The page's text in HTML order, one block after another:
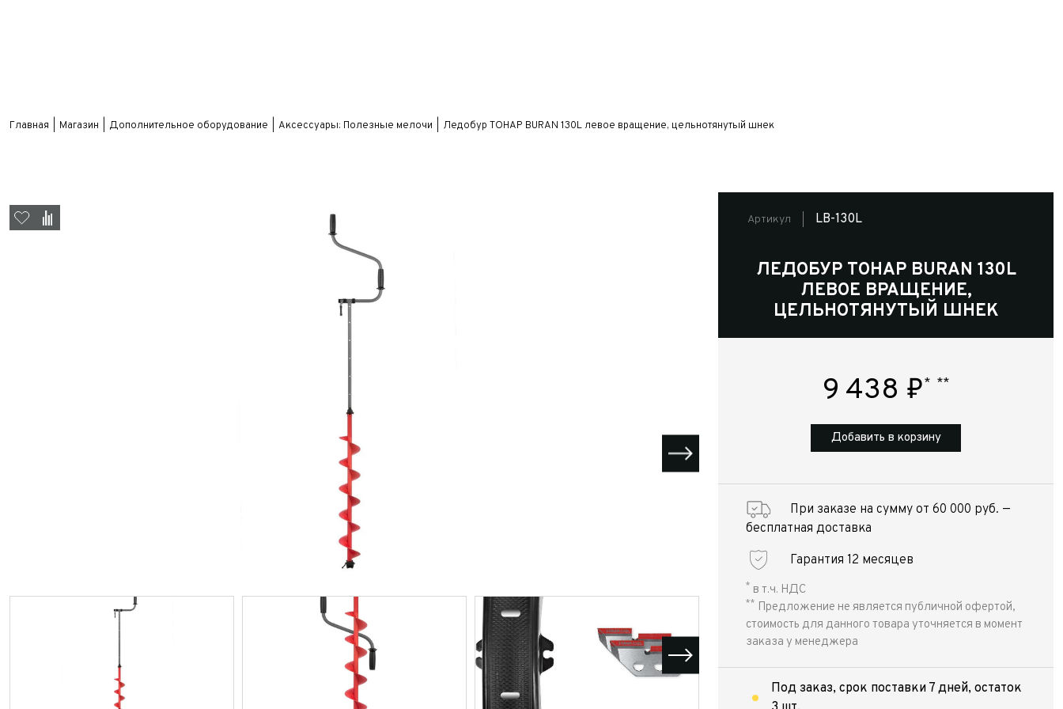
Главная Магазин Дополнительное оборудование Аксессуары: Полезные мелочи Ледобур ТОНАР BURAN 130L левое вращение, цельнотянутый шнек
Артикул LB-130L
ЛЕДОБУР ТОНАР BURAN 130L
ЛЕВОЕ ВРАЩЕНИЕ,
ЦЕЛЬНОТЯНУТЫЙ ШНЕК
9 438 ₽* **
Добавить в корзину
При заказе на сумму от 60 000 руб. —
бесплатная доставка
Гарантия 12 месяцев
* в т.ч. НДС
** Предложение не является публичной офертой,
стоимость для данного товара уточняется в момент
заказа у менеджера
Под заказ, срок поставки 7 дней, остаток